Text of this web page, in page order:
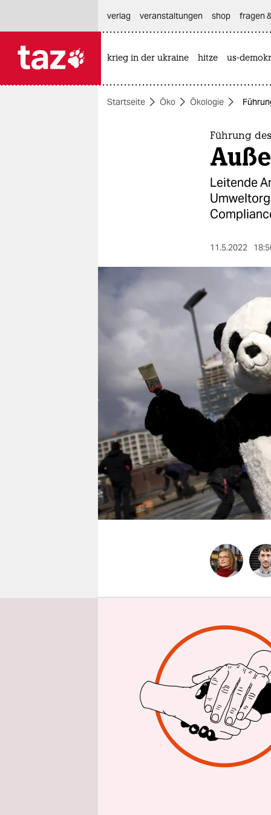
themen
nord
veranstaltungen
fragen & hilfe
unterstützen
abo
genossenschaft
verlag
veranstaltungen shop fragen
krieg in der ukraine hitze us-
Startseite Öko Ökologie
Führung
Leitende
11.5.2022
Wer
heraus. Es
weniger,
der Erde.
Da muss
WWF
haben 26